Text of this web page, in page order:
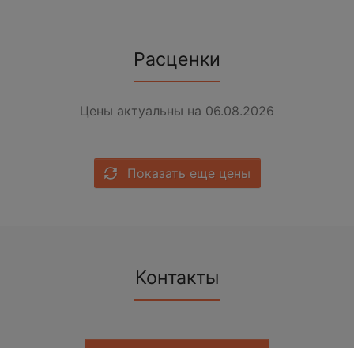
Расценки
Цены актуальны на 06.08.2026
Показать еще цены
Контакты